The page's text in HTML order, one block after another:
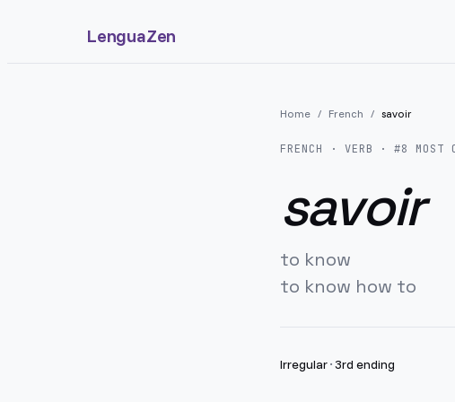
LenguaZen
Home / French / savoir
FRENCH · VERB · #8 MOST
savoir
to know
to know how to
Irregular·3rd ending